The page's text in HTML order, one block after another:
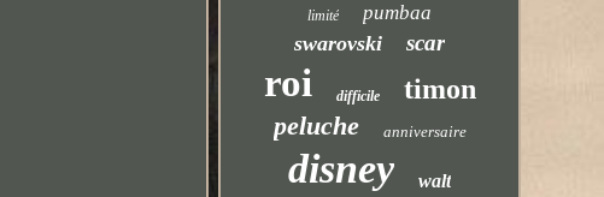
limité pumbaa
swarovski scar
roi difficile timon
peluche anniversaire
disney walt